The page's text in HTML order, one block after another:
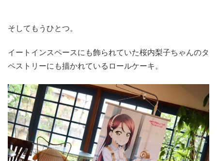
そしてもうひとつ。
イートインスペースにも飾られていた桜内梨子ちゃんのタ
ペストリーにも描かれているロールケーキ。